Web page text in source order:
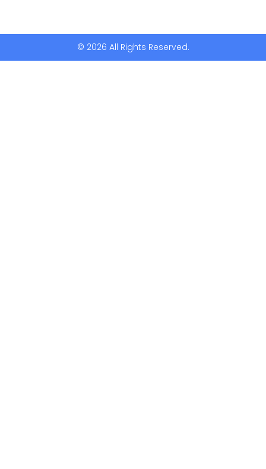
© 2026 All Rights Reserved.